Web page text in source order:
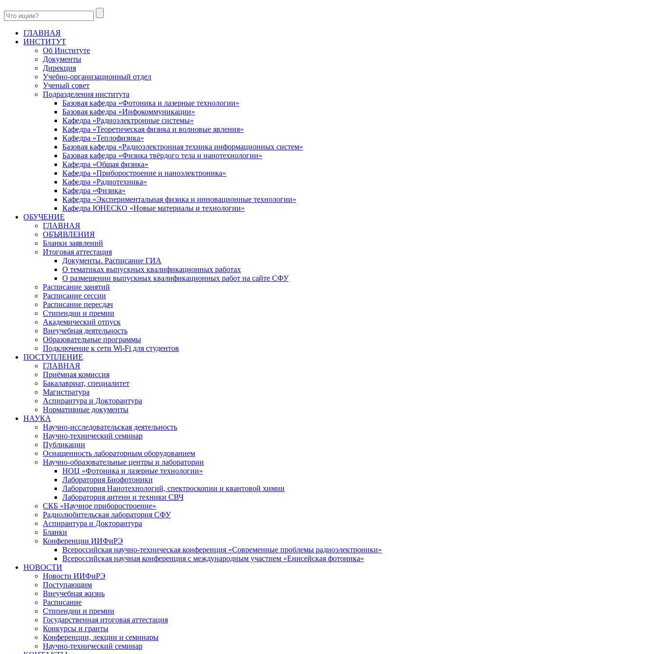
ГЛАВНАЯ
ИНСТИТУТ
Об Институте
Документы
Дирекция
Учебно-организационный отдел
Ученый совет
Подразделения института
Базовая кафедра «Фотоника и лазерные технологии»
Базовая кафедра «Инфокоммуникации»
Кафедра «Радиоэлектронные системы»
Кафедра «Теоретическая физика и волновые явления»
Кафедра «Теплофизика»
Базовая кафедра «Радиоэлектронная техника информационных систем»
Базовая кафедра «Физика твёрдого тела и нанотехнологии»
Кафедра «Общая физика»
Кафедра «Приборостроение и наноэлектроника»
Кафедра «Радиотехника»
Кафедра «Физика»
Кафедра «Экспериментальная физика и инновационные технологии»
Кафедра ЮНЕСКО «Новые материалы и технологии»
ОБУЧЕНИЕ
ГЛАВНАЯ
ОБЪЯВЛЕНИЯ
Бланки заявлений
Итоговая аттестация
Документы. Расписание ГИА
О тематиках выпускных квалификационных работах
О размещении выпускных квалификационных работ на сайте СФУ
Расписание занятий
Расписание сессии
Расписание пересдач
Стипендии и премии
Академический отпуск
Внеучебная деятельность
Образовательные программы
Подключение к сети Wi-Fi для студентов
ПОСТУПЛЕНИЕ
ГЛАВНАЯ
Приёмная комиссия
Бакалавриат, специалитет
Магистратура
Аспирантура и Докторантура
Нормативные документы
НАУКА
Научно-исследовательская деятельность
Научно-технический семинар
Публикации
Оснащенность лабораторным оборудованием
Научно-образовательные центры и лаборатории
НОЦ «Фотоника и лазерные технологии»
Лаборатория Биофотоники
Лаборатория Нанотехнологий, спектроскопии и квантовой химии
Лаборатория антенн и техники СВЧ
СКБ «Научное приборостроение»
Радиолюбительская лаборатория СФУ
Аспирантура и Докторантура
Бланки
Конференции ИИФиРЭ
Всероссийская научно-техническая конференция «Современные проблемы радиоэлектроники»
Всероссийская научная конференция с международным участием «Енисейская фотоника»
НОВОСТИ
Новости ИИФиРЭ
Поступающим
Внеучебная жизнь
Расписание
Стипендии и премии
Государственная итоговая аттестация
Конкурсы и гранты
Конференции, лекции и семинары
Научно-технический семинар